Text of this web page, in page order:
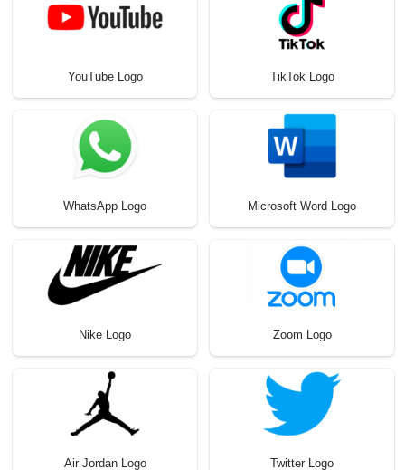
YouTube Logo TikTok Logo
WhatsApp Logo Microsoft Word Logo
Nike Logo Zoom Logo
Air Jordan Logo Twitter Logo